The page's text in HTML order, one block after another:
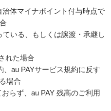
体マイナポイント付与時点で
いる、もしくは譲渡・承継し
れた場合
、au PAYサービス規約に反す
場合
らず、au PAY 残高のご利用